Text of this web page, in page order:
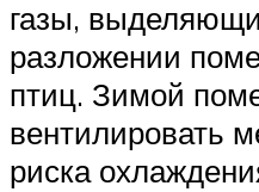
газы,
разложении
птиц. Зимой
вентилировать
риска